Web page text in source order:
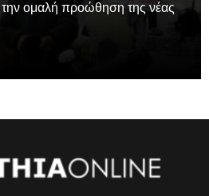
την ομαλή προώθηση της νέας